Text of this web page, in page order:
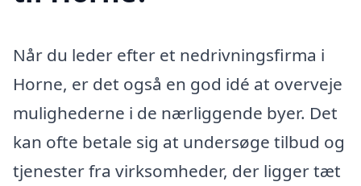
Når du leder efter et nedrivningsfirma i
Horne, er det også en god idé at overveje
mulighederne i de nærliggende byer. Det
kan ofte betale sig at undersøge tilbud og
tjenester fra virksomheder, der ligger tæt